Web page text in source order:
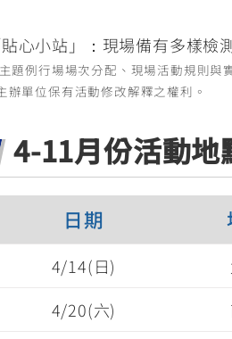
貼心小站」：現場備有多樣
題例行場場次分配、現場活動規則與
辦單位保有活動修改解釋之權利。
4-11月份活動地
日期
4/14(日)
4/20(六)